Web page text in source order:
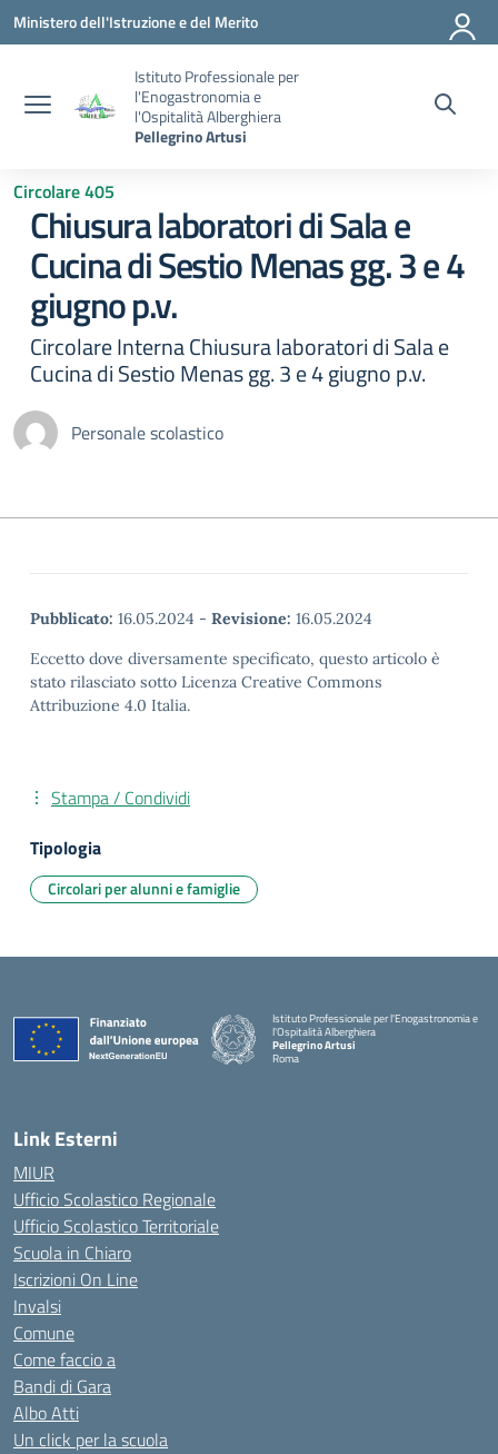
Vai ai contenuti
Vai al menu di navigazione
Vai al footer
Ministero dell'Istruzione e del Merito
Istituto Professionale per
l'Enogastronomia e
l'Ospitalità Alberghiera
Pellegrino Artusi
Circolare 405
Chiusura laboratori di Sala e
Cucina di Sestio Menas gg. 3 e 4
giugno p.v.
Circolare Interna Chiusura laboratori di Sala e
Cucina di Sestio Menas gg. 3 e 4 giugno p.v.
Personale scolastico
Pubblicato: 16.05.2024 - Revisione: 16.05.2024
Eccetto dove diversamente specificato, questo articolo è
stato rilasciato sotto Licenza Creative Commons
Attribuzione 4.0 Italia.
Stampa / Condividi
Tipologia
Circolari per alunni e famiglie
Istituto Professionale per l'Enogastronomia e
l'Ospitalità Alberghiera
Pellegrino Artusi
Roma
Link Esterni
MIUR
Ufficio Scolastico Regionale
Ufficio Scolastico Territoriale
Scuola in Chiaro
Iscrizioni On Line
Invalsi
Comune
Come faccio a
Bandi di Gara
Albo Atti
Un click per la scuola